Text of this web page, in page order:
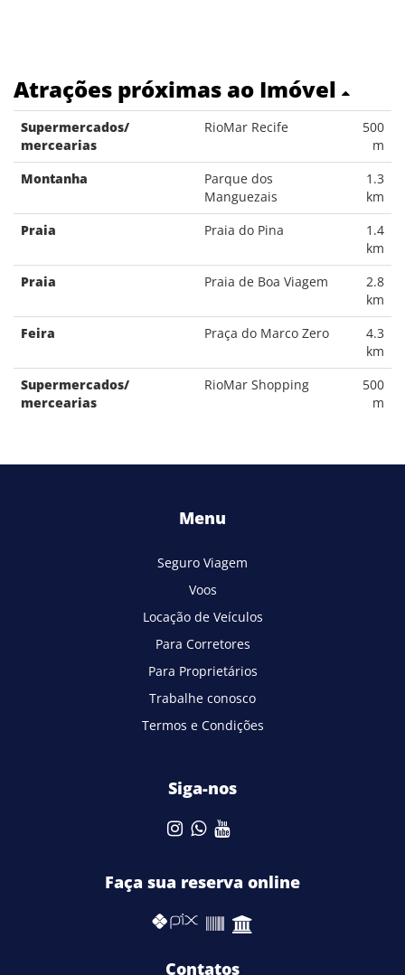
Atrações próximas ao Imóvel
Supermercados/
mercearias
RioMar Recife
500
m
Montanha
Parque dos
Manguezais
1.3
km
Praia
Praia do Pina
1.4
km
Praia
Praia de Boa Viagem
2.8
km
Feira
Praça do Marco Zero
4.3
km
Supermercados/
mercearias
RioMar Shopping
500
m
Menu
Seguro Viagem
Voos
Locação de Veículos
Para Corretores
Para Proprietários
Trabalhe conosco
Termos e Condições
Siga-nos
Faça sua reserva online
Contatos